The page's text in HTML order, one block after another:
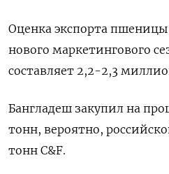
Оценка экспорта пшеницы
нового маркетингового
составляет 2,2-2,3
Бангладеш закупил на
тонн, вероятно,
тонн C&F.